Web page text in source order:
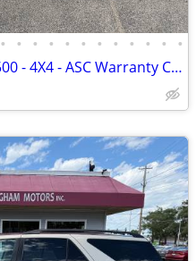
• • • • • • • • • • • •
2005 Chevrolet Avalanche 1500 - 4X4 - ASC Warranty Contract Included